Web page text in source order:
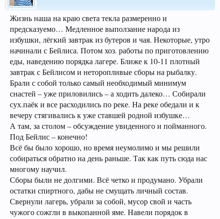
Жизнь наша на краю света текла размеренно и
предсказуемо… Медленное выползание народа из
избушки, лёгкий завтрак из бутеров и чая. Некоторые, утро
начинали с Бейлиса. Потом хоз. работы по приготовлению
еды, наведению порядка лагере. Ближе к 10-11 плотный
завтрак с Бейлисом и неторопливые сборы на рыбалку.
Брали с собой только самый необходимый минимум
снастей – уже приловились – а ходить далеко… Собирали
сух.паёк и все расходились по реке. На реке обедали и к
вечеру стягивались к уже ставшей родной избушке…
А там, за столом – обсуждение увиденного и пойманного.
Под Бейлис – конечно!
Всё бы было хорошо, но время неумолимо и мы решили
собираться обратно на день раньше. Так как путь сюда нас
многому научил.
Сборы были не долгими. Всё четко и продумано. Убрали
остатки спиртного, дабы не смущать личный состав.
Свернули лагерь, убрали за собой, мусор свой и часть
чужого сожгли в выкопанной яме. Навели порядок в